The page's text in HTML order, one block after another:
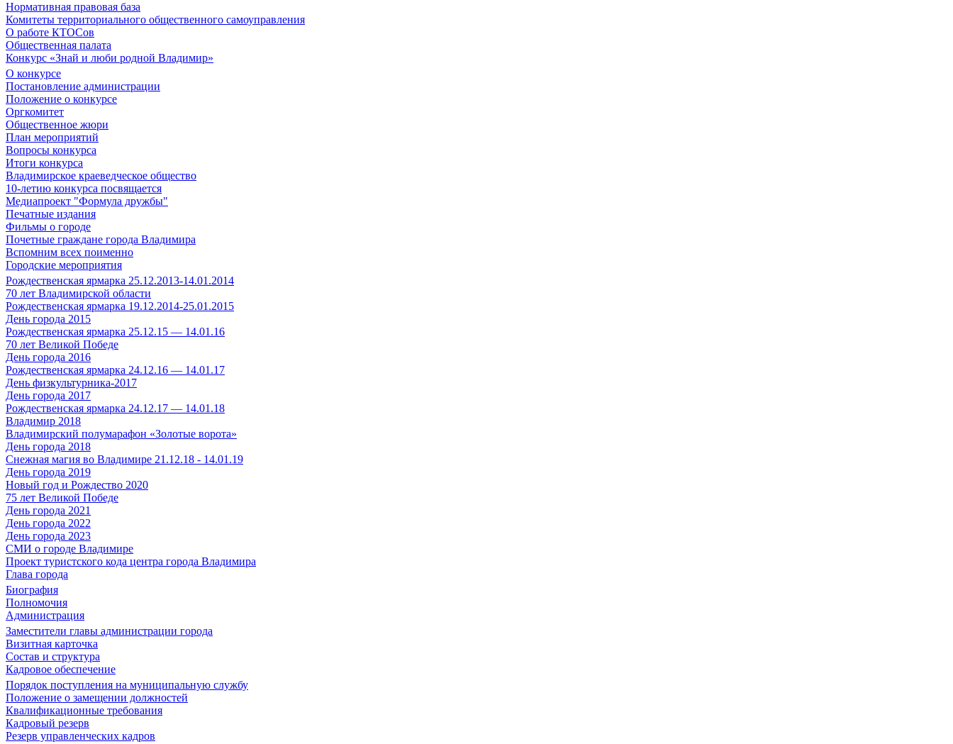
Нормативная правовая база
Комитеты территориального общественного самоуправления
О работе КТОСов
Общественная палата
Конкурс «Знай и люби родной Владимир»
О конкурсе
Постановление администрации
Положение о конкурсе
Оргкомитет
Общественное жюри
План мероприятий
Вопросы конкурса
Итоги конкурса
Владимирское краеведческое общество
10-летию конкурса посвящается
Медиапроект "Формула дружбы"
Печатные издания
Фильмы о городе
Почетные граждане города Владимира
Вспомним всех поименно
Городские мероприятия
Рождественская ярмарка 25.12.2013-14.01.2014
70 лет Владимирской области
Рождественская ярмарка 19.12.2014-25.01.2015
День города 2015
Рождественская ярмарка 25.12.15 — 14.01.16
70 лет Великой Победе
День города 2016
Рождественская ярмарка 24.12.16 — 14.01.17
День физкультурника-2017
День города 2017
Рождественская ярмарка 24.12.17 — 14.01.18
Владимир 2018
Владимирский полумарафон «Золотые ворота»
День города 2018
Снежная магия во Владимире 21.12.18 - 14.01.19
День города 2019
Новый год и Рождество 2020
75 лет Великой Победе
День города 2021
День города 2022
День города 2023
СМИ о городе Владимире
Проект туристского кода центра города Владимира
Глава города
Биография
Полномочия
Администрация
Заместители главы администрации города
Визитная карточка
Состав и структура
Кадровое обеспечение
Порядок поступления на муниципальную службу
Положение о замещении должностей
Квалификационные требования
Кадровый резерв
Резерв управленческих кадров